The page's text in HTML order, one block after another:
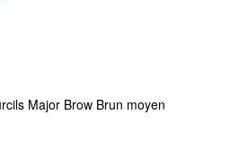
Major Brow Brun moyen